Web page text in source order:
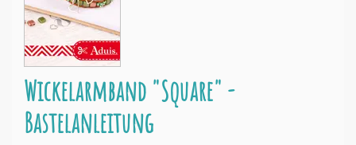
Wickelarmband "Square" -
Bastelanleitung